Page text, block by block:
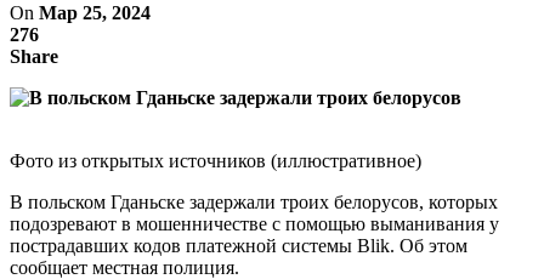
On Мар 25, 2024
276
Share
Фото из открытых источников (иллюстративное)
В польском Гданьске задержали троих белорусов, которых
подозревают в мошенничестве с помощью выманивания у
пострадавших кодов платежной системы Blik. Об этом
сообщает местная полиция.